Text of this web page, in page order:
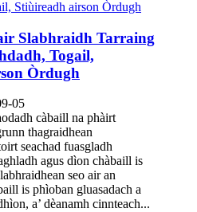
Slabhraidh Tarraing
Togail,
Òrdugh
05
càbaill na phàirt
thagraidhean
seachad fuasgladh
agus dìon chàbaill is
seo air an
is phìoban gluasadach a
a’ dèanamh cinnteach...